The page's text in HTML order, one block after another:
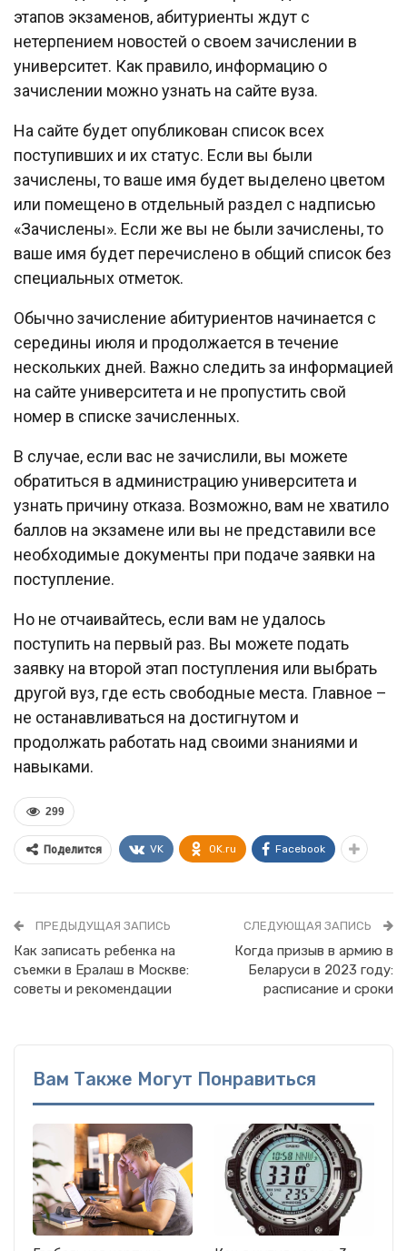
этапов экзаменов, абитуриенты ждут с
нетерпением новостей о своем зачислении в
университет. Как правило, информацию о
зачислении можно узнать на сайте вуза.
На сайте будет опубликован список всех
поступивших и их статус. Если вы были
зачислены, то ваше имя будет выделено цветом
или помещено в отдельный раздел с надписью
«Зачислены». Если же вы не были зачислены, то
ваше имя будет перечислено в общий список без
специальных отметок.
Обычно зачисление абитуриентов начинается с
середины июля и продолжается в течение
нескольких дней. Важно следить за информацией
на сайте университета и не пропустить свой
номер в списке зачисленных.
В случае, если вас не зачислили, вы можете
обратиться в администрацию университета и
узнать причину отказа. Возможно, вам не хватило
баллов на экзамене или вы не представили все
необходимые документы при подаче заявки на
поступление.
Но не отчаивайтесь, если вам не удалось
поступить на первый раз. Вы можете подать
заявку на второй этап поступления или выбрать
другой вуз, где есть свободные места. Главное –
не останавливаться на достигнутом и
продолжать работать над своими знаниями и
навыками.
299
Поделится VK OK.ru Facebook
ПРЕДЫДУЩАЯ ЗАПИСЬ
Как записать ребенка на
съемки в Ералаш в Москве:
советы и рекомендации
СЛЕДУЮЩАЯ ЗАПИСЬ
Когда призыв в армию в
Беларуси в 2023 году:
расписание и сроки
Вам Также Могут Понравиться